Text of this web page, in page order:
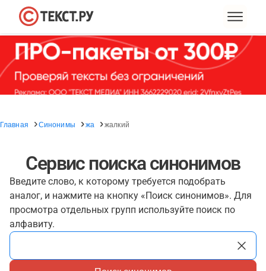
Главная Синонимы жа жалкий
Сервис поиска синонимов
Введите слово, к которому требуется подобрать
аналог, и нажмите на кнопку «Поиск синонимов». Для
просмотра отдельных групп используйте поиск по
алфавиту.